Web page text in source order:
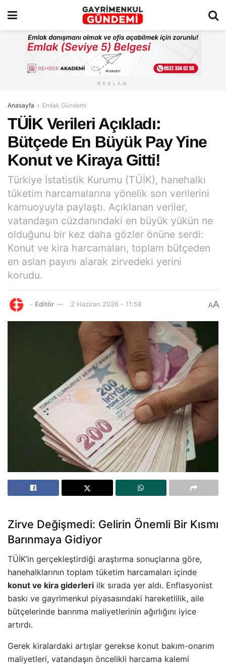
REKLAM
Anasayfa Emlak Gündemi
TÜİK Verileri Açıkladı:
Bütçede En Büyük Pay Yine
Konut ve Kiraya Gitti!
Türkiye İstatistik Kurumu (TÜİK), hanehalkı
tüketim harcamalarına yönelik son verilerini
kamuoyuyla paylaştı. Açıklanan veriler,
vatandaşın cüzdanındaki en büyük yükün ne
olduğunu bir kez daha gözler önüne serdi:
Konut ve kira harcamaları, toplam bütçeden
en aslan payını alarak zirvedeki yerini
korudu.
- Editör 2 Haziran 2026 - 11:58 AA
Zirve Değişmedi: Gelirin Önemli Bir Kısmı
Barınmaya Gidiyor
TÜİK’in gerçekleştirdiği araştırma sonuçlarına göre,
hanehalklarının toplam tüketim harcamaları içinde
konut ve kira giderleri ilk sırada yer aldı. Enflasyonist
baskı ve gayrimenkul piyasasındaki hareketlilik, aile
bütçelerinde barınma maliyetlerinin ağırlığını iyice
artırdı.
Gerek kiralardaki artışlar gerekse konut bakım-onarım
maliyetleri, vatandaşın öncelikli harcama kalemi